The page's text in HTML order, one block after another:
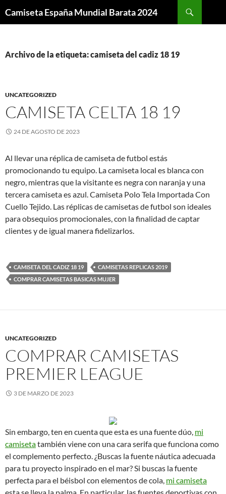
Camiseta España Mundial Barata 2024
Archivo de la etiqueta: camiseta del cadiz 18 19
UNCATEGORIZED
CAMISETA CELTA 18 19
24 DE AGOSTO DE 2023
Al llevar una réplica de camiseta de futbol estás
promocionando tu equipo. La camiseta local es blanca con
negro, mientras que la visitante es negra con naranja y una
tercera camiseta es azul. Camiseta Polo Tela Importada Con
Cuello Tejido. Las réplicas de camisetas de futbol son ideales
para obsequios promocionales, con la finalidad de captar
clientes y de igual manera fidelizarlos.
CAMISETA DEL CADIZ 18 19
CAMISETAS REPLICAS 2019
COMPRAR CAMISETAS BASICAS MUJER
UNCATEGORIZED
COMPRAR CAMISETAS
PREMIER LEAGUE
3 DE MARZO DE 2023
Sin embargo, ten en cuenta que esta es una fuente dúo, mi
camisetatambién viene con una cara serifa que funciona como
el complemento perfecto. ¿Buscas la fuente náutica adecuada
para tu proyecto inspirado en el mar? Si buscas la fuente
perfecta para el béisbol con elementos de cola, mi camiseta